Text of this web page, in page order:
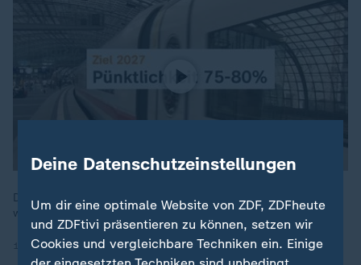
Die Deutsche Bahn will pünktlicher, effizienter und profitabler
werden.
18.09.2024 | 1:43 min
Deine Datenschutzeinstellungen
Um dir eine optimale Website von ZDF, ZDFheute
und ZDFtivi präsentieren zu können, setzen wir
Cookies und vergleichbare Techniken ein. Einige